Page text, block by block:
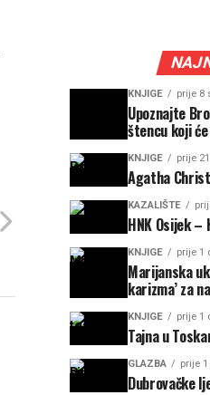
KNJIGE prije 8
Upoznajte
štencu koji
KNJIGE prije
Agatha
KAZALIŠTE
HNK Osijek
KNJIGE prije 1
Marijanska
karizma’ za
KNJIGE prije 1
Tajna u
GLAZBA prije
Dubrovačke